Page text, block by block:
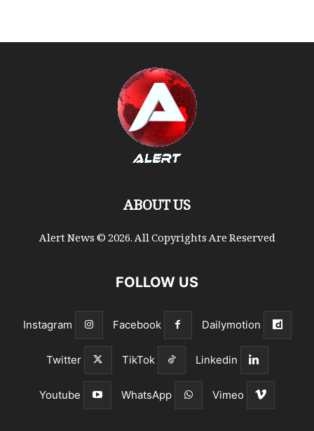
ABOUT US
Alert News © 2026. All Copyrights Are Reserved
FOLLOW US
Dailymotion
Facebook
Instagram
Linkedin
TikTok
Twitter
Vimeo
WhatsApp
Youtube